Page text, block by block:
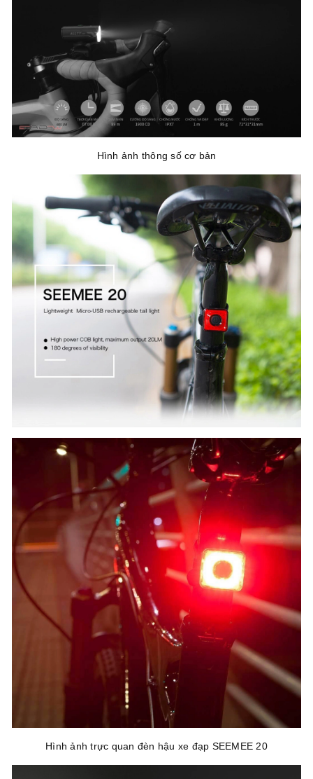
Hình ảnh thông số cơ bản
Hình ảnh trực quan đèn hậu xe đạp SEEMEE 20